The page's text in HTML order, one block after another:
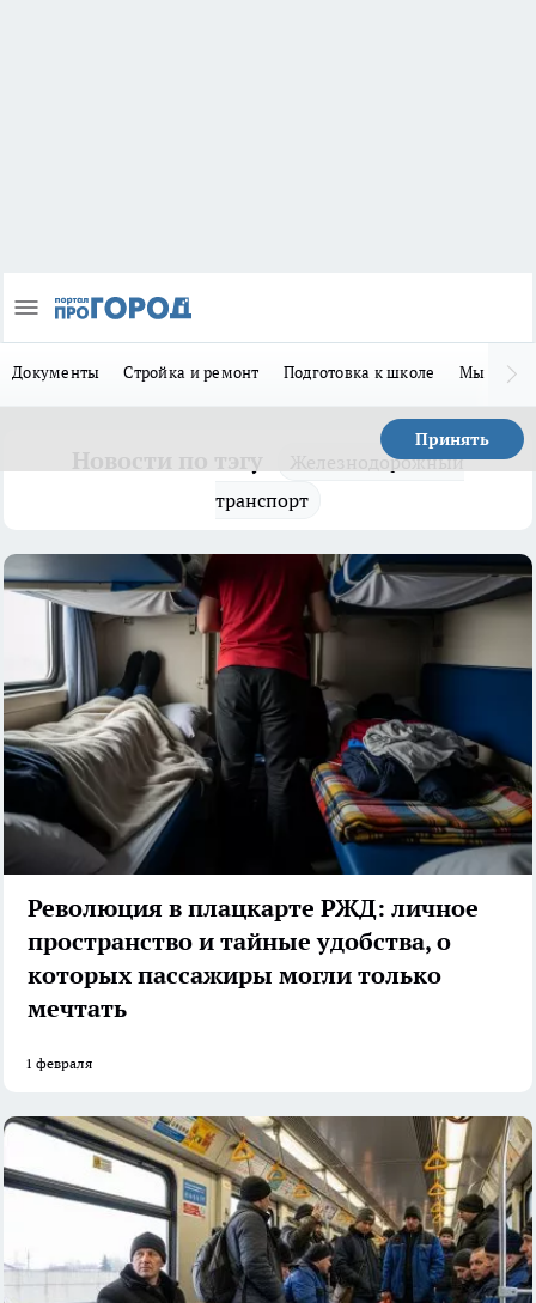
Документы Стройка и ремонт Подготовка к школе Мы в MAX
Принять
Железнодорожный
транспорт
Революция в плацкарте РЖД: личное
пространство и тайные удобства, о
которых пассажиры могли только
мечтать
1 февраля